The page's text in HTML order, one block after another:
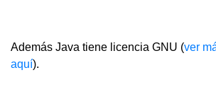
Además Java tiene licencia GNU (ver
aquí).